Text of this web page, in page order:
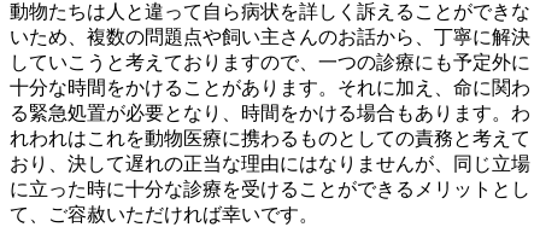
動物たちは人と違って自ら病状を詳しく訴えることができな
いため、複数の問題点や飼い主さんのお話から、丁寧に解決
していこうと考えておりますので、一つの診療にも予定外に
十分な時間をかけることがあります。それに加え、命に関わ
る緊急処置が必要となり、時間をかける場合もあります。わ
れわれはこれを動物医療に携わるものとしての責務と考えて
おり、決して遅れの正当な理由にはなりませんが、同じ立場
に立った時に十分な診療を受けることができるメリットとし
て、ご容赦いただければ幸いです。